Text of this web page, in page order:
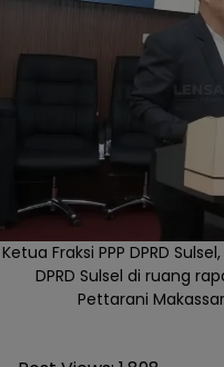
Ketua Fraksi PPP DPRD
DPRD Sulsel di ruang
Pettarani